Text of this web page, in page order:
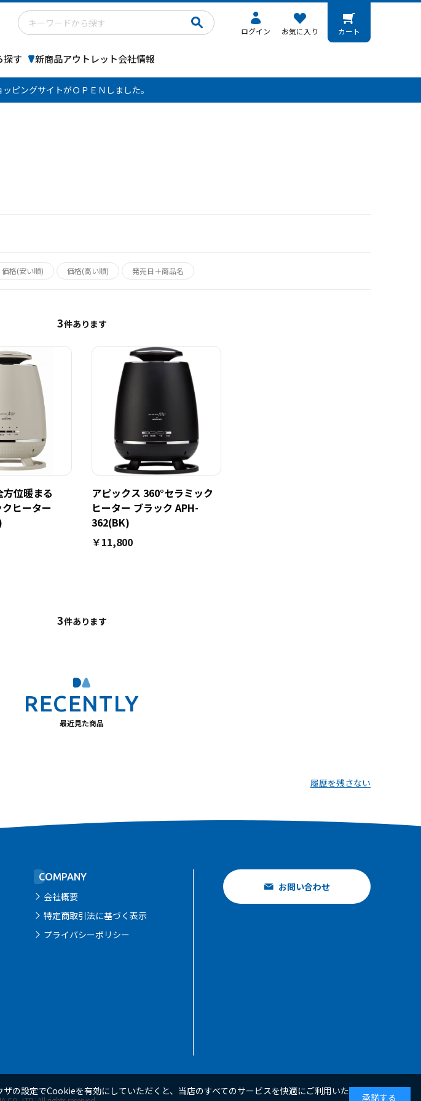
ログイン お気に入り カート
探す 新商品アウトレット会社情報
ピングサイトがＯＰＥＮしました。
価格(安い順) 価格(高い順) 発売日＋商品名
3件あります
方位暖まる
ヒーター
アピックス 360°セラミック
ヒーター ブラック APH-
362(BK)
￥11,800
3件あります
最近見た商品
履歴を残さない
COMPANY
会社概要
特定商取引法に基づく表示
プライバシーポリシー
お問い合わせ
の設定でCookieを有効にしていただくと、当店のすべてのサービスを快適にご利用いた
承諾する